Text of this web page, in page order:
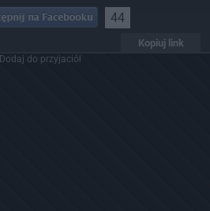
44
Kopiuj link
Dodaj do przyjaciół